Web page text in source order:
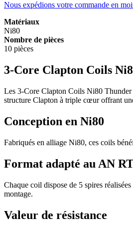
Nous expédions votre commande en
Matériaux
Ni80
Nombre de pièces
10 pièces
3-Core Clapton Coils
Les 3-Core Clapton Coils Ni80 Thunder
structure Clapton à triple cœur offrant
Conception en Ni80
Fabriqués en alliage Ni80, ces coils
Format adapté au AN
Chaque coil dispose de 5 spires
montage.
Valeur de résistance